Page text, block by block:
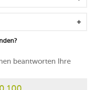
beantworten Ihre